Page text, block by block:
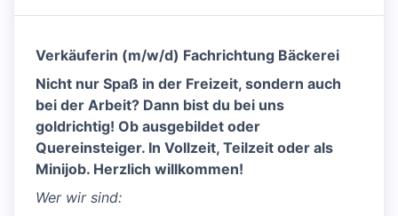
Verkäuferin (m/w/d) Fachrichtung Bäckerei
Nicht nur Spaß in der Freizeit, sondern auch
bei der Arbeit? Dann bist du bei uns
goldrichtig! Ob ausgebildet oder
Quereinsteiger. In Vollzeit, Teilzeit oder als
Minijob. Herzlich willkommen!
Wer wir sind: